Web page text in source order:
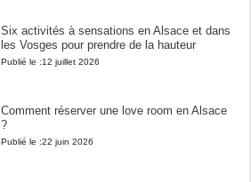
Six activités à sensations en Alsace et dans
les Vosges pour prendre de la hauteur
Publié le :12 juillet 2026
Comment réserver une love room en Alsace
?
Publié le :22 juin 2026